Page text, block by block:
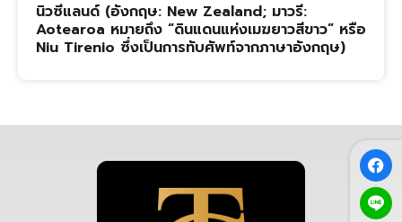
นิวซีแลนด์ (อังกฤษ: New Zealand; มาวรี:
Aotearoa หมายถึง “ดินแดนแห่งเมฆยาวสีขาว” หรือ
Niu Tirenio ซึ่งเป็นการทับศัพท์จากภาษาอังกฤษ)